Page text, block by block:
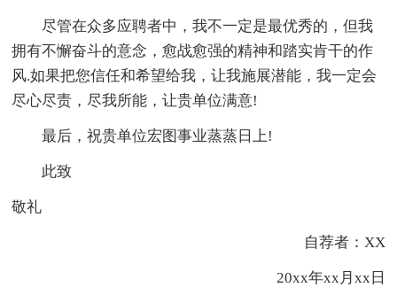
尽管在众多应聘者中，我不一定是最优秀的，但我
拥有不懈奋斗的意念，愈战愈强的精神和踏实肯干的作
风.如果把您信任和希望给我，让我施展潜能，我一定会
尽心尽责，尽我所能，让贵单位满意!
最后，祝贵单位宏图事业蒸蒸日上!
此致
敬礼
自荐者：XX
20xx年xx月xx日